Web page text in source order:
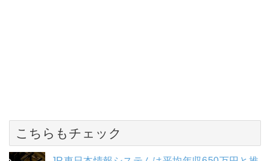
こちらもチェック